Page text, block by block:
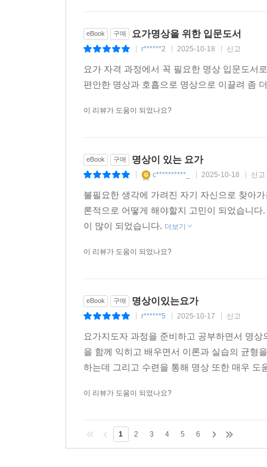
eBook 구매 요가명상을 위한 입문도서
r******2 2025-10-18 신고
요가 자격 과정에서 꼭 필요한 명상 입문도서
편안한 명상과 호흡으로 명상으로 이끌려 좀
이 리뷰가 도움이 되었나요?
eBook 구매 명상이 있는 요가
c**********_ 2025-10-18 신고
불필요한 생각에 가려진 자기 자신으로 찾아
론적으로 어떻게 해야할지 고민이 되었습니
이 많이 되었습니다. 더보기
이 리뷰가 도움이 되었나요?
eBook 구매 명상이있는요가
r******5 2025-10-17 신고
요가지도자 과정을 준비하고 공부하면서 명
을 함께 익히고 배우면서 이론과 실습의 균형
하는데 그리고 수련을 통해 명상 또한 매우 도
이 리뷰가 도움이 되었나요?
1 2 3 4 5 6